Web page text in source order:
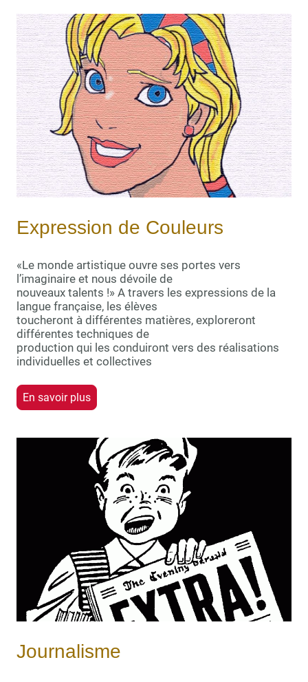
Expression de Couleurs
«Le monde artistique ouvre ses portes vers
l’imaginaire et nous dévoile de
nouveaux talents !» A travers les expressions de la
langue française, les élèves
toucheront à différentes matières, exploreront
différentes techniques de
production qui les conduiront vers des réalisations
individuelles et collectives
En savoir plus
Journalisme